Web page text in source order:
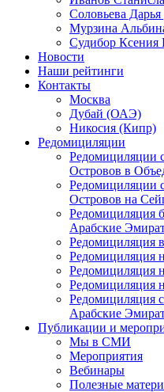
Соловьева
Мурзина
Судибор Ксения
Новости
Наши рейтинги
Контакты
Москва
Дубай (ОАЭ)
Никосия (Кипр)
Редомициляции
Редомициляции
Островов в
Редомициляции
Островов на
Редомициляция
Арабские
Редомициляция
Редомициляция
Редомициляция
Редомициляция
Редомициляция
Арабские
Публикации и
Мы в СМИ
Мероприятия
Вебинары
Полезные